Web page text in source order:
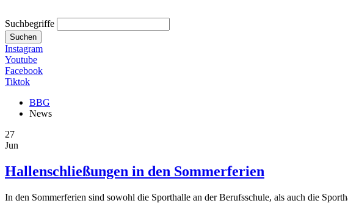
Suchbegriffe
Suchen
Instagram
Youtube
Facebook
Tiktok
BBG
News
27
Jun
Hallenschließungen in den Sommerferien
In den Sommerferien sind sowohl die Sporthalle an der Berufsschule, als auch die